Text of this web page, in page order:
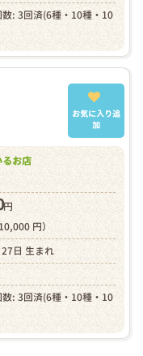
数: 3回済(6種・10種・10
お気に入り追
加
るお店
円
円）
日 生まれ
数: 3回済(6種・10種・10